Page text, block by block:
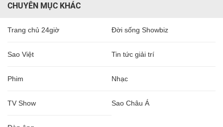
CHUYÊN MỤC KHÁC
Trang chủ 24giờ Đời sống Showbiz
Sao Việt Tin tức giải trí
Phim Nhạc
TV Show Sao Châu Á